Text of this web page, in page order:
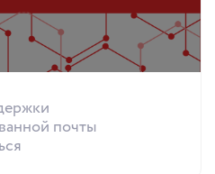
почты